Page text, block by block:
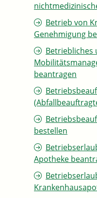
Betrieb von
Genehmigung
Betriebliches
beantragen
bestellen
Apotheke